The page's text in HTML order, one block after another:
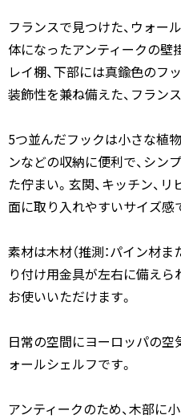
フランスで見つけた、ウォー
体になったアンティークの壁
レイ棚、下部には真鍮色のフ
装飾性を兼ね備えた、フラン
5つ並んだフックは小さな植物
ンなどの収納に便利で、シン
た佇まい。玄関、キッチン、
面に取り入れやすいサイズ感
素材は木材（推測：パイン材
り付け用金具が左右に備えら
お使いいただけます。
日常の空間にヨーロッパの空
ォールシェルフです。
アンティークのため、木部に